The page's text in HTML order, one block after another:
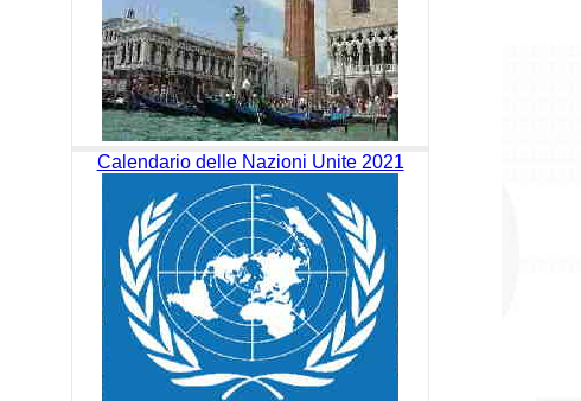
Calendario delle Nazioni Unite 2021